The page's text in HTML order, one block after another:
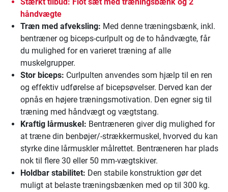
håndvægte
Træn med afveksling: Med denne træningsbænk, inkl.
bentræner og biceps-curlpult og de to håndvægte, får
du mulighed for en varieret træning af alle
muskelgrupper.
Stor biceps: Curlpulten anvendes som hjælp til en ren
og effektiv udførelse af bicepsøvelser. Derved kan der
opnås en højere træningsmotivation. Den egner sig til
træning med håndvægt og vægtstang.
Kraftig lårmuskel: Bentræneren giver dig mulighed for
at træne din benbøjer/-strækkermuskel, hvorved du kan
styrke dine lårmuskler målrettet. Bentræneren har plads
nok til flere 30 eller 50 mm-vægtskiver.
Holdbar stabilitet: Den stabile konstruktion gør det
muligt at belaste træningsbænken med op til 300 kg.